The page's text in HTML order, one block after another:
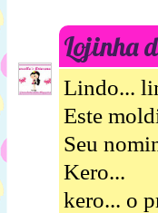
Lojinha
Lindo...
Este
Seu
Kero...
kero... o